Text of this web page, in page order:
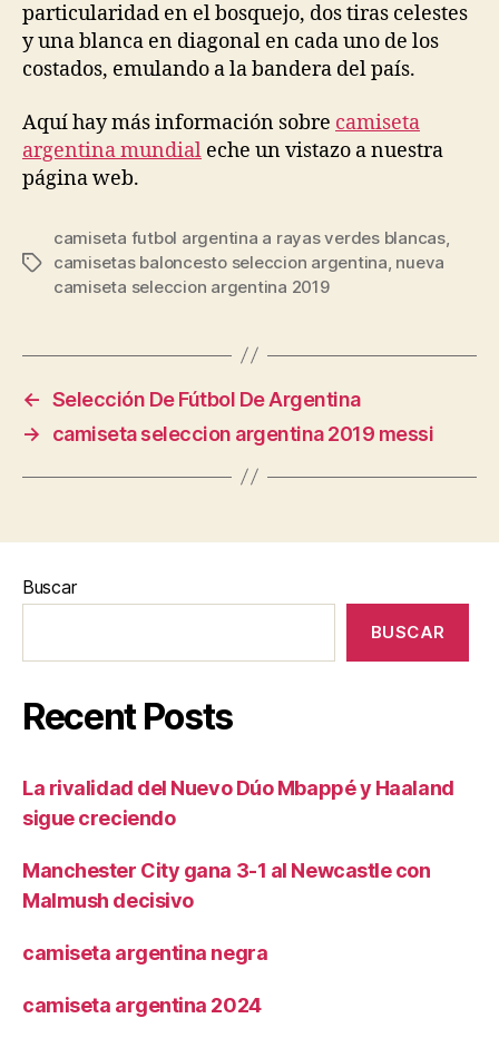
particularidad en el bosquejo, dos tiras celestes
y una blanca en diagonal en cada uno de los
costados, emulando a la bandera del país.
Aquí hay más información sobre camiseta
argentina mundial eche un vistazo a nuestra
página web.
Etiquetas
camiseta futbol argentina a rayas verdes blancas,
camisetas baloncesto seleccion argentina nueva
camiseta seleccion argentina 2019
← Selección De Fútbol De Argentina
→
camiseta seleccion argentina 2019 messi
Buscar
BUSCAR
Recent Posts
La rivalidad del Nuevo Dúo Mbappé y Haaland
sigue creciendo
Manchester City gana 3-1 al Newcastle con
Malmush decisivo
camiseta argentina negra
camiseta argentina 2024